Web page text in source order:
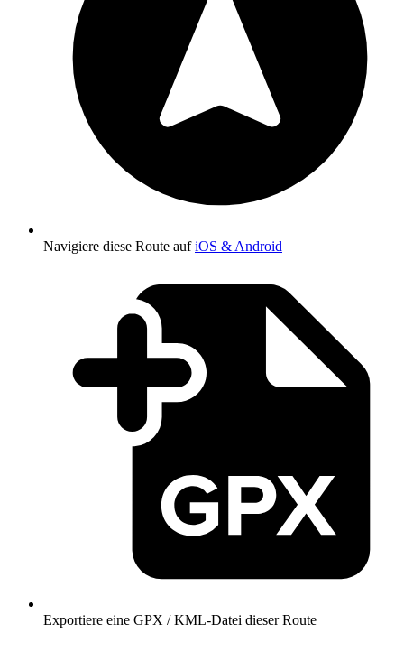
Navigiere diese Route aufiOS & Android
Exportiere eine GPX / KML-Datei dieser Route